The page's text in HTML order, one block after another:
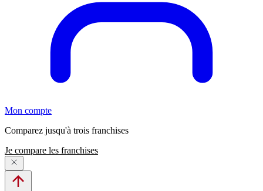
Mon compte
Comparez jusqu'à trois franchises
Je compare les franchises